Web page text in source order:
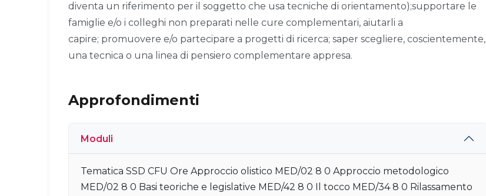
diventa un riferimento per il soggetto che usa tecniche di orientamento);supportare le
famiglie e/o i colleghi non preparati nelle cure complementari, aiutarli a
capire; promuovere e/o partecipare a progetti di ricerca; saper scegliere, coscientemente,
una tecnica o una linea di pensiero complementare appresa.
Approfondimenti
Moduli
Tematica SSD CFU Ore Approccio olistico MED/02 8 0 Approccio metodologico
MED/02 8 0 Basi teoriche e legislative MED/42 8 0 Il tocco MED/34 8 0 Rilassamento